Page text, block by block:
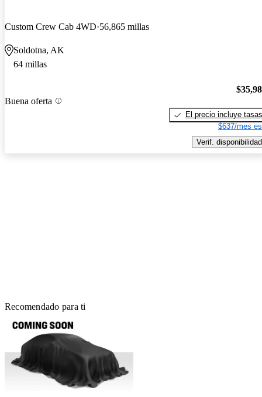
Custom Crew Cab 4WD 56,865 millas
Soldotna, AK
64 millas
Buena oferta
El precio incluye tasas
$637/mes
Verif. disponibilidad
Recomendado para ti